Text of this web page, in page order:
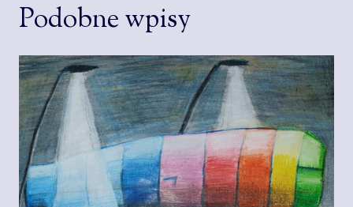
Podobne wpisy